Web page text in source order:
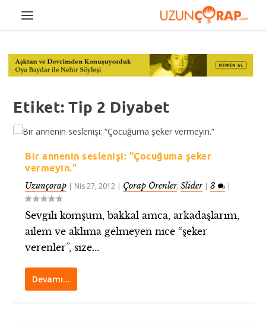
Etiket:Tip 2 Diyabet
Bir annenin seslenişi: “Çocuğuma şeker
vermeyin.”
Uzunçorap | Nis 27, 2012 | Çorap Örenler,Slider|3 |
Sevgili komşum, bakkal amca, arkadaşlarım,
ailem ve aklıma gelmeyen nice “şeker
verenler”, size...
Devamı…